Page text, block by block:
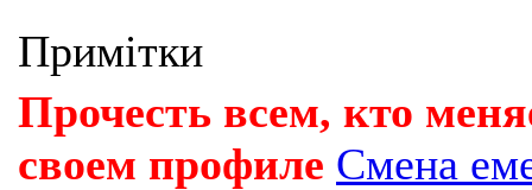
Примітки
Прочесть всем, кто
своем профиле Смена